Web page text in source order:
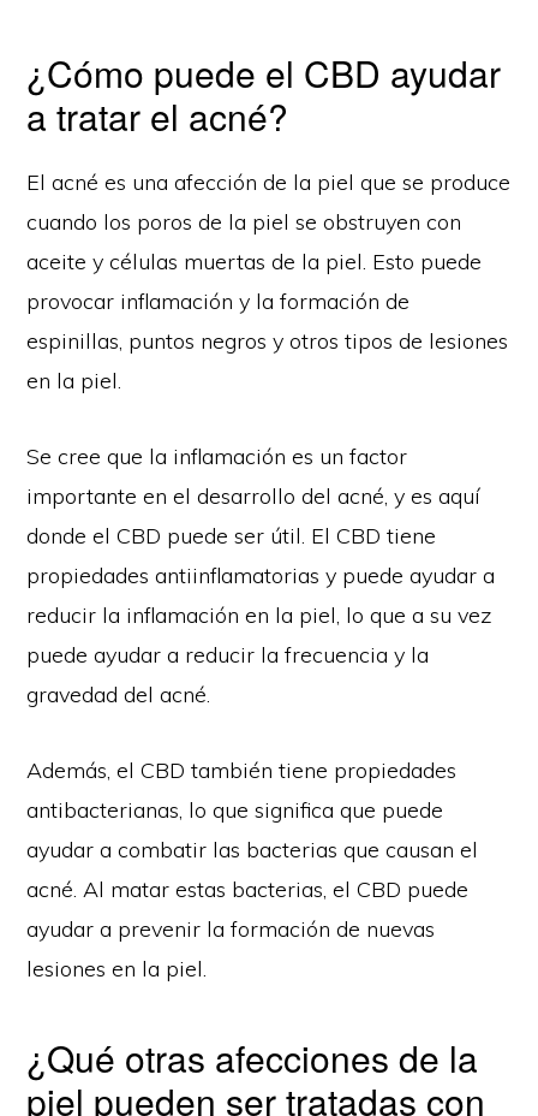
¿Cómo puede el CBD ayudar
a tratar el acné?
El acné es una afección de la piel que se produce
cuando los poros de la piel se obstruyen con
aceite y células muertas de la piel. Esto puede
provocar inflamación y la formación de
espinillas, puntos negros y otros tipos de lesiones
en la piel.
Se cree que la inflamación es un factor
importante en el desarrollo del acné, y es aquí
donde el CBD puede ser útil. El CBD tiene
propiedades antiinflamatorias y puede ayudar a
reducir la inflamación en la piel, lo que a su vez
puede ayudar a reducir la frecuencia y la
gravedad del acné.
Además, el CBD también tiene propiedades
antibacterianas, lo que significa que puede
ayudar a combatir las bacterias que causan el
acné. Al matar estas bacterias, el CBD puede
ayudar a prevenir la formación de nuevas
lesiones en la piel.
¿Qué otras afecciones de la
piel pueden ser tratadas con